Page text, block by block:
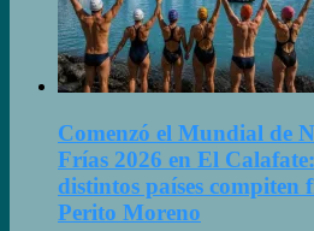
Comenzó el Mundial de
Frías 2026 en El
distintos países compiten
Perito Moreno